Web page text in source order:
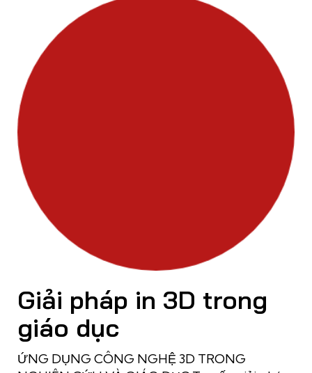
Giải pháp in 3D trong
giáo dục
ỨNG DỤNG CÔNG NGHỆ 3D TRONG